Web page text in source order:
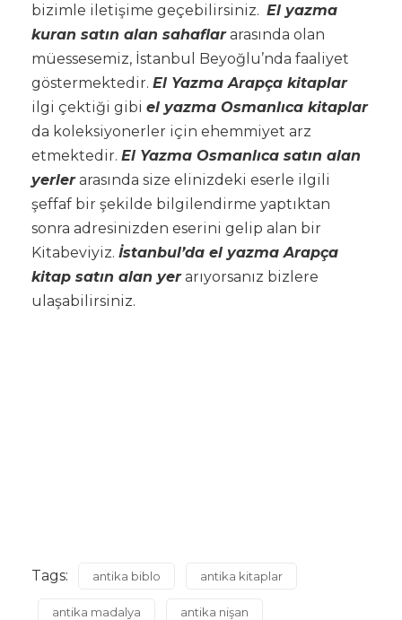
bizimle iletişime geçebilirsiniz. El yazma
kuran satın alan sahaflararasında olan
müessesemiz, İstanbul Beyoğlu’nda faaliyet
göstermektedir. El Yazma Arapça kitaplar
ilgi çektiği gibi el yazma Osmanlıca kitaplar
da koleksiyonerler için ehemmiyet arz
etmektedir. El Yazma Osmanlıca satın alan
yerlerarasında size elinizdeki eserle ilgili
şeffaf bir şekilde bilgilendirme yaptıktan
sonra adresinizden eserini gelip alan bir
Kitabeviyiz. İstanbul’da el yazma Arapça
kitap satın alan yerarıyorsanız bizlere
ulaşabilirsiniz.
Tags: antika biblo antika kitaplar
antika madalya antika nişan